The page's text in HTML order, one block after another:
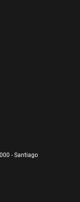
- Santiago